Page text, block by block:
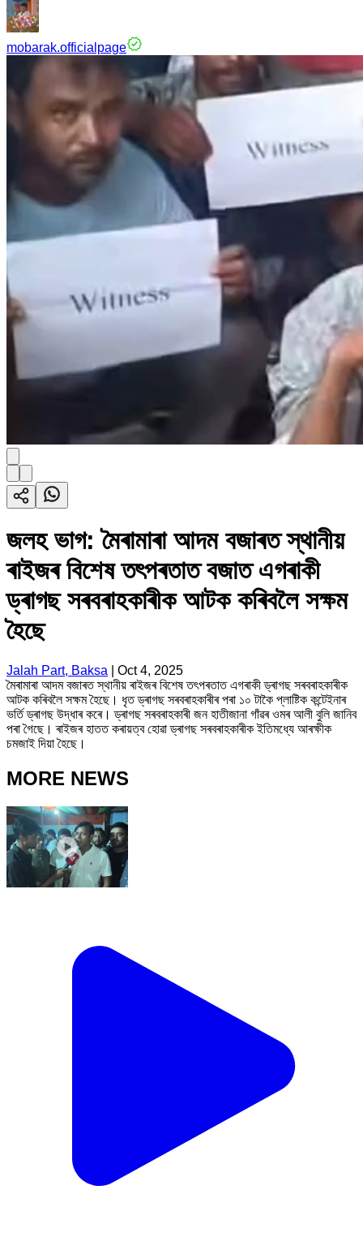
mobarak.officialpage
জলহ ভাগ: মৈৰামাৰা আদম বজাৰত স্থানীয়
ৰাইজৰ বিশেষ তৎপৰতাত বজাত এগৰাকী
ড্ৰাগছ সৰবৰাহকাৰীক আটক কৰিবলৈ সক্ষম
হৈছে
Jalah Part, Baksa
Oct 4, 2025
মৈৰামাৰা আদম বজাৰত স্থানীয় ৰাইজৰ বিশেষ তৎপৰতাত এগৰাকী ড্ৰাগছ সৰবৰাহকাৰীক
আটক কৰিবলৈ সক্ষম হৈছে। ধৃত ড্ৰাগছ সৰবৰাহকাৰীৰ পৰা ১০ টাকৈ প্লাষ্টিক কন্টেইনাৰ
ভৰ্তি ড্ৰাগছ উদ্ধাৰ কৰে। ড্ৰাগছ সৰবৰাহকাৰী জন হাতীজানা গাঁৱৰ ওমৰ আলী বুলি জানিব
পৰা গৈছে। ৰাইজৰ হাতত কৰায়ত্ব হোৱা ড্ৰাগছ সৰবৰাহকাৰীক ইতিমধ্যে আৰক্ষীক
চমজাই দিয়া হৈছে।
MORE NEWS